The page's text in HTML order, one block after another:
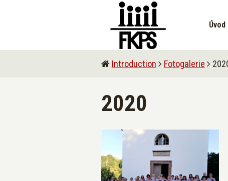
Úvod
Introduction Fotogalerie
2020